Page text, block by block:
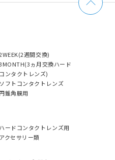
週間交換)
ヵ月交換ハード
コンタクトレンズ)
ソフトコンタクトレンズ
錐角膜用
ハードコンタクトレンズ用
アクセサリー類